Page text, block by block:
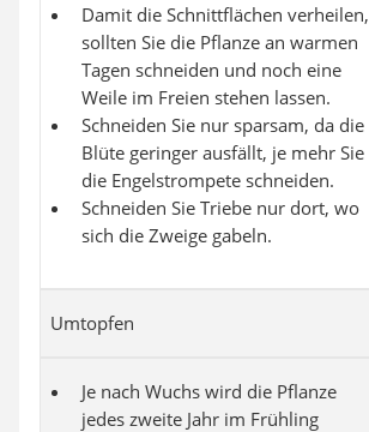
Damit die Schnittflächen verheilen,
sollten Sie die Pflanze an warmen
Tagen schneiden und noch eine
Weile im Freien stehen lassen.
Schneiden Sie nur sparsam, da die
Blüte geringer ausfällt, je mehr Sie
die Engelstrompete schneiden.
Schneiden Sie Triebe nur dort, wo
sich die Zweige gabeln.
Umtopfen
Je nach Wuchs wird die Pflanze
jedes zweite Jahr im Frühling